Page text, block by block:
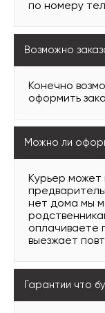
по номеру
Возможно
Конечно
оформить
Можно ли
Курьер может
нет дома мы
оплачиваете
выезжает
Гарантии что